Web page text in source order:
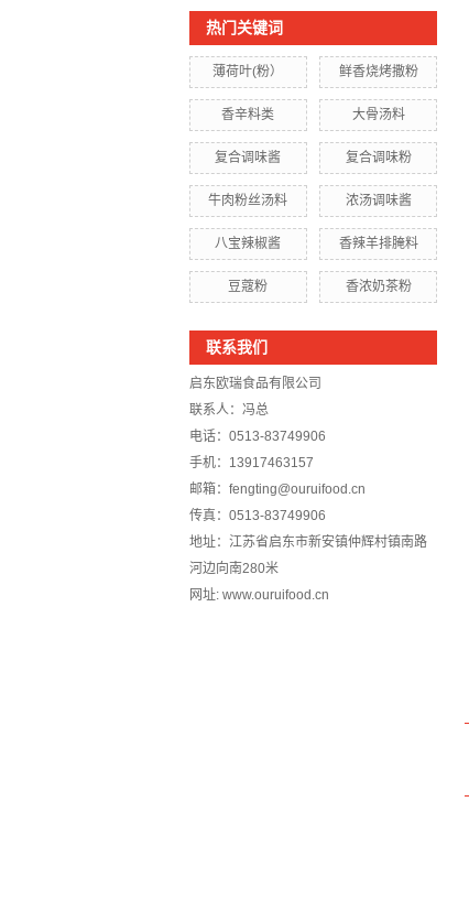
热门关键词
薄荷叶(粉） 鲜香烧烤撒粉
香辛料类 大骨汤料
复合调味酱 复合调味粉
牛肉粉丝汤料 浓汤调味酱
八宝辣椒酱 香辣羊排腌料
豆蔻粉 香浓奶茶粉
联系我们
启东欧瑞食品有限公司
联系人：冯总
电话：0513-83749906
手机：13917463157
邮箱：fengting@ouruifood.cn
传真：0513-83749906
地址：江苏省启东市新安镇仲辉村镇南路
河边向南280米
网址: www.ouruifood.cn